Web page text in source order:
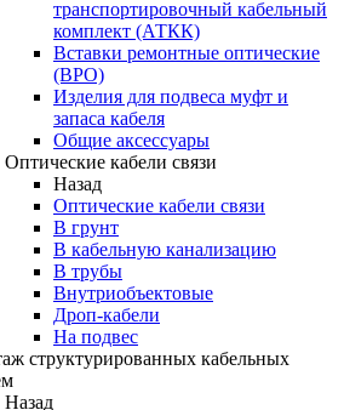
транспортировочный кабельный
комплект (АТКК)
Вставки ремонтные оптические
(ВРО)
Изделия для подвеса муфт и
запаса кабеля
Общие аксессуары
Оптические кабели связи
Назад
Оптические кабели связи
В грунт
В кабельную канализацию
В трубы
Внутриобъектовые
Дроп-кабели
На подвес
структурированных кабельных
Назад